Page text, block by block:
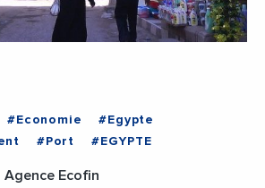
#Economie
#Egypte
#Port #EGYPTE
Agence Ecofin